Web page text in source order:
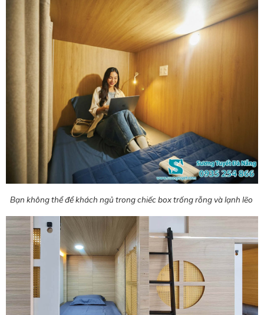
Bạn không thể để khách ngủ trong chiếc box trống rỗng và lạnh lẽo